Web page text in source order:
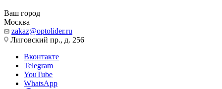
Ваш город
Москва
zakaz@optolider.ru
Лиговский пр., д. 256
Вконтакте
Telegram
YouTube
WhatsApp